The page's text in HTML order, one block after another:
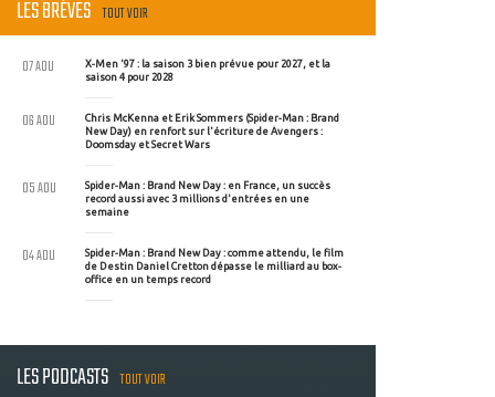
LES BRÈVES TOUT VOIR
X-Men '97 : la saison 3 bien prévue pour 2027, et la
saison 4 pour 2028
07 AOU
Chris McKenna et Erik Sommers (Spider-Man : Brand
New Day) en renfort sur l'écriture de Avengers :
Doomsday et Secret Wars
06 AOU
Spider-Man : Brand New Day : en France, un succès
record aussi avec 3 millions d'entrées en une
semaine
05 AOU
Spider-Man : Brand New Day : comme attendu, le film
de Destin Daniel Cretton dépasse le milliard au box-
office en un temps record
04 AOU
LES PODCASTS TOUT VOIR